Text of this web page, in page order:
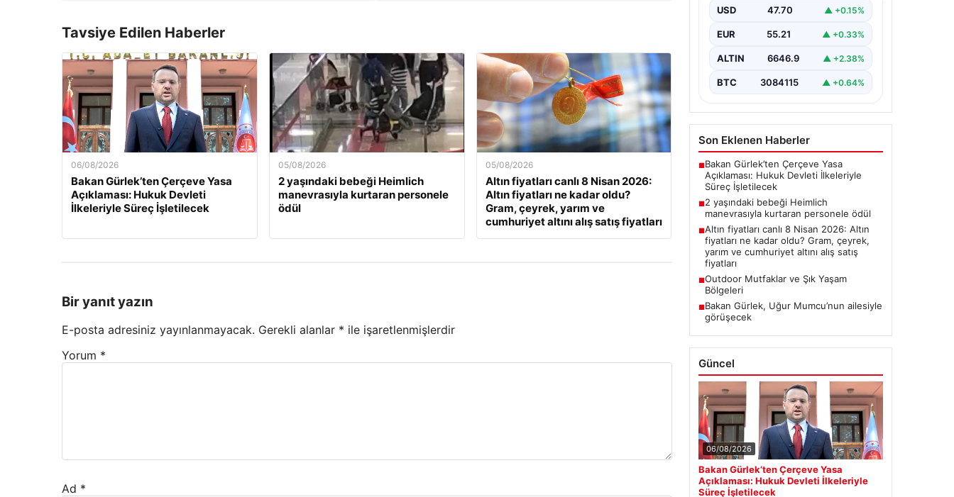
Tavsiye Edilen Haberler
06/08/2026
Bakan Gürlek’ten Çerçeve Yasa
Açıklaması: Hukuk Devleti
İlkeleriyle Süreç İşletilecek
05/08/2026
2 yaşındaki bebeği Heimlich
manevrasıyla kurtaran personele
ödül
05/08/2026
Altın fiyatları canlı 8 Nisan 2026:
Altın fiyatları ne kadar oldu?
Gram, çeyrek, yarım ve
cumhuriyet altını alış satış fiyatları
Bir yanıt yazın
E-posta adresiniz yayınlanmayacak. Gerekli alanlar * ile işaretlenmişlerdir
Yorum *
Ad *
{ “title”: “Hayati Anıttaki
Heimlich Manevrası ile Kurtaran
USD 47.70 ▲ +0.15%
EUR 55.21 ▲ +0.33%
ALTIN 6646.9 ▲ +2.38%
BTC 3084115 ▲ +0.64%
Son Eklenen Haberler
■Bakan Gürlek’ten Çerçeve Yasa
Açıklaması: Hukuk Devleti İlkeleriyle
Süreç İşletilecek
■2 yaşındaki bebeği Heimlich
manevrasıyla kurtaran personele ödül
■Altın fiyatları canlı 8 Nisan 2026: Altın
fiyatları ne kadar oldu? Gram, çeyrek,
yarım ve cumhuriyet altını alış satış
fiyatları
■Outdoor Mutfaklar ve Şık Yaşam
Bölgeleri
■Bakan Gürlek, Uğur Mumcu’nun ailesiyle
görüşecek
Güncel
06/08/2026
Bakan Gürlek’ten Çerçeve Yasa
Açıklaması: Hukuk Devleti İlkeleriyle
Süreç İşletilecek